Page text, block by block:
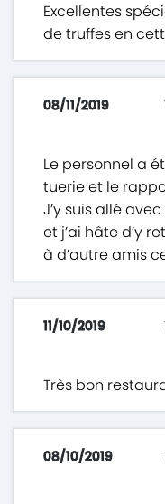
Excellentes
de truffes en
08/11/2019
Le personnel a
tuerie et le
J’y suis allé
et j’ai hâte d’y
à d’autre amis
11/10/2019
Très bon
08/10/2019